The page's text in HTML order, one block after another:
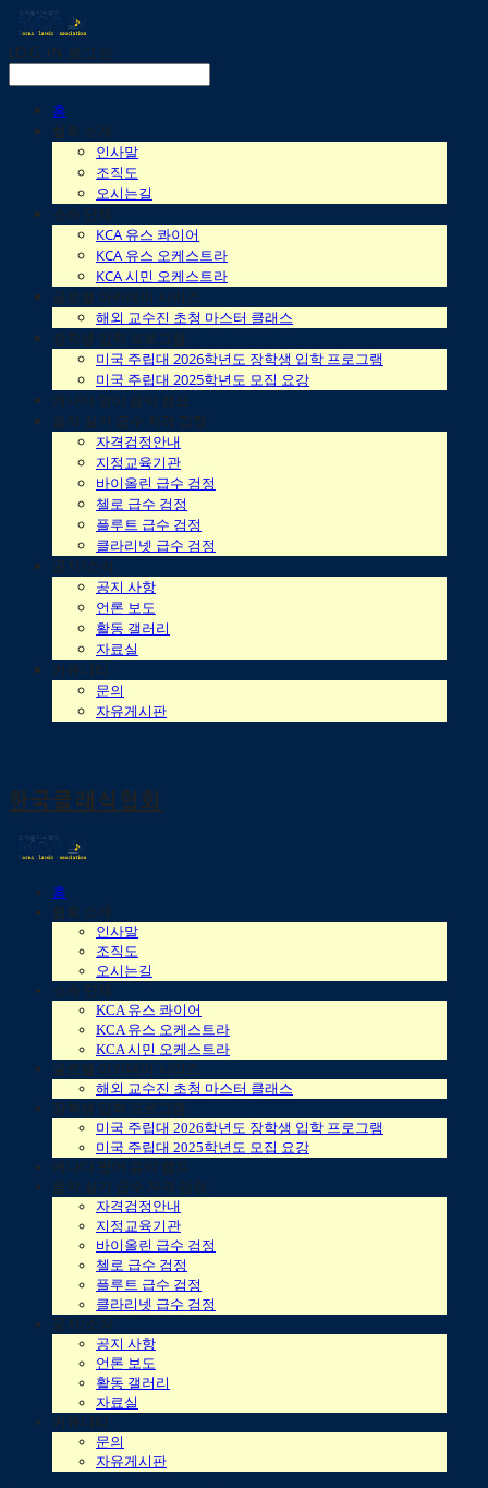
LOG IN 로그인
홈
협회 소개
인사말
조직도
오시는길
소속 단체
KCA 유스 콰이어
KCA 유스 오케스트라
KCA 시민 오케스트라
글로벌 아카데미 시리즈
해외 교수진 초청 마스터 클래스
장학생 입학 프로그램
미국 주립대 2026학년도 장학생 입학 프로그램
미국 주립대 2025학년도 모집 요강
캐나다 영어 음악 캠프
음악 실기 급수 자격 검정
자격검정안내
지정교육기관
바이올린 급수 검정
첼로 급수 검정
플루트 급수 검정
클라리넷 급수 검정
공지/소식
공지 사항
언론 보도
활동 갤러리
자료실
커뮤니티
문의
자유게시판
한국클래식협회
홈
협회 소개
인사말
조직도
오시는길
소속 단체
KCA 유스 콰이어
KCA 유스 오케스트라
KCA 시민 오케스트라
글로벌 아카데미 시리즈
해외 교수진 초청 마스터 클래스
장학생 입학 프로그램
미국 주립대 2026학년도 장학생 입학 프로그램
미국 주립대 2025학년도 모집 요강
캐나다 영어 음악 캠프
음악 실기 급수 자격 검정
자격검정안내
지정교육기관
바이올린 급수 검정
첼로 급수 검정
플루트 급수 검정
클라리넷 급수 검정
공지/소식
공지 사항
언론 보도
활동 갤러리
자료실
커뮤니티
문의
자유게시판